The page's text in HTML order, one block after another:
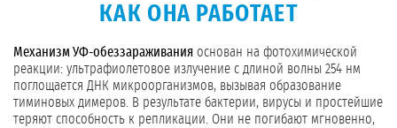
КАК ОНА РАБОТАЕТ
Механизм УФ-обеззараживания основан на фотохимической
реакции: ультрафиолетовое излучение с длиной волны 254 нм
поглощается ДНК микроорганизмов, вызывая образование
тиминовых димеров. В результате бактерии, вирусы и простейшие
теряют способность к репликации. Они не погибают мгновенно,